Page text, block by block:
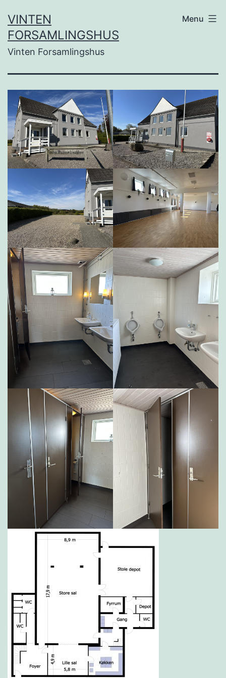
to
content
VINTEN
FORSAMLINGSHUS
Vinten Forsamlingshus
Menu